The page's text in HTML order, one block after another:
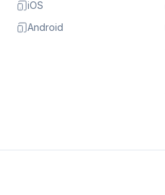
iOS
Android